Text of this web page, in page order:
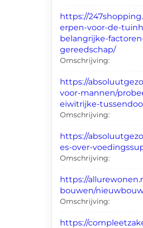
https://
erpen-voor-de-
belangrijke-
gereedschap/
Omschrijving:
https://
voor-mannen/
eiwitrijke-
Omschrijving:
https://
es-over-
Omschrijving:
https://
bouwen/
Omschrijving:
https://